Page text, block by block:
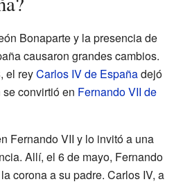
Bonaparte y la presencia de
causaron grandes cambios.
el reyCarlos IV de Españadejó
convirtió en Fernando VII de
Fernando VII y lo invitó a una
Allí, el 6 de mayo, Fernando
corona a su padre. Carlos IV, a